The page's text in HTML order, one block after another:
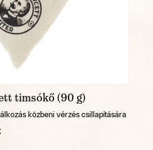
timsókő (90 g)
közbeni vérzés csillapítására